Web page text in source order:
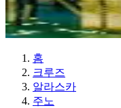
홈
크루즈
알라스카
주노